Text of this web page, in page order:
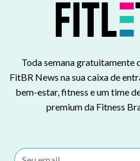
Toda semana gratuitamente
FitBR News na sua caixa de
bem-estar, fitness e um time
premium da Fitness